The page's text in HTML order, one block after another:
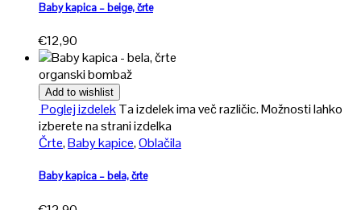
Baby kapica – beige, črte
€12,90
organski bombaž
Add to wishlist
Poglej izdelekTa izdelek ima več različic. Možnosti lahko
izberete na strani izdelka
Črte,Baby kapice,Oblačila
Baby kapica – bela, črte